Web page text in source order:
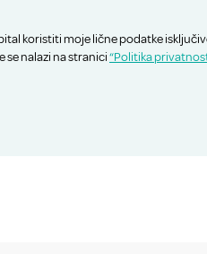
koristiti moje lične podatke
nalazi na stranici“Politika